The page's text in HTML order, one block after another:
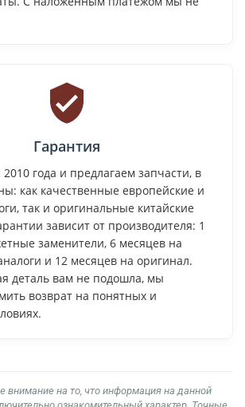
Гарантия
года и предлагаем запчасти, в
как качественные европейские и
так и оригинальные китайские
зависит от производителя: 1
заменители, 6 месяцев на
и 12 месяцев на оригинал.
деталь вам не подошла, мы
возврат на понятных и
внимание на то, что информация на данной